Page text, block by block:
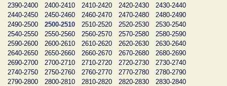
2390-2400
2400-2410 2410-2420 2420-2430
2430-2440
2440-2450
2450-2460 2460-2470 2470-2480
2480-2490
2490-2500
2500-2510 2510-2520 2520-2530
2530-2540
2540-2550
2550-2560 2560-2570 2570-2580
2580-2590
2590-2600
2600-2610 2610-2620 2620-2630
2630-2640
2640-2650
2650-2660 2660-2670 2670-2680
2680-2690
2690-2700
2700-2710 2710-2720 2720-2730
2730-2740
2740-2750
2750-2760 2760-2770 2770-2780
2780-2790
2790-2800
2800-2810 2810-2820 2820-2830
2830-2840